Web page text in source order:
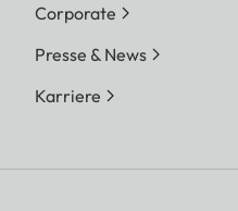
Corporate
Presse & News
Karriere